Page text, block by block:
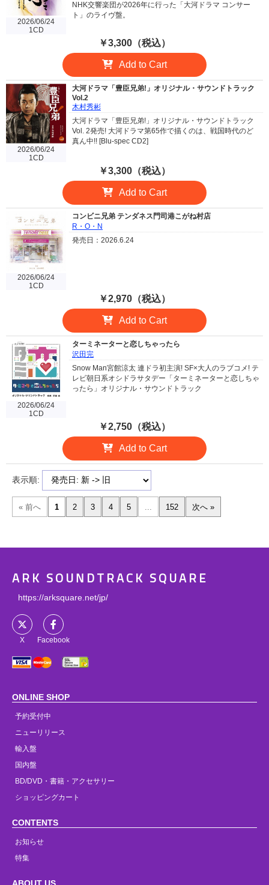
2026/06/24
1CD
NHK交響楽団が2026年に行った「大河ドラマ コンサー
ト」のライヴ盤。
￥3,300（税込）
Add to Cart
2026/06/24
1CD
大河ドラマ「豊臣兄弟!」オリジナル・サウンドトラック
Vol.2
木村秀彬
大河ドラマ「豊臣兄弟!」オリジナル・サウンドトラック
Vol. 2発売! 大河ドラマ第65作で描くのは、戦国時代のど
真ん中!! [Blu-spec CD2]
￥3,300（税込）
Add to Cart
2026/06/24
1CD
コンビニ兄弟 テンダネス門司港こがね村店
R・O・N
発売日：2026.6.24
￥2,970（税込）
Add to Cart
2026/06/24
1CD
ターミネーターと恋しちゃったら
沢田完
Snow Man宮館涼太 連ドラ初主演! SF×大人のラブコメ! テ
レビ朝日系オシドラサタデー「ターミネーターと恋しちゃ
ったら」オリジナル・サウンドトラック
￥2,750（税込）
Add to Cart
表示順:
ARK SOUNDTRACK SQUARE
https://arksquare.net/jp/
X Facebook
ONLINE SHOP
予約受付中
ニューリリース
輸入盤
国内盤
BD/DVD・書籍・アクセサリー
ショッピングカート
CONTENTS
お知らせ
特集